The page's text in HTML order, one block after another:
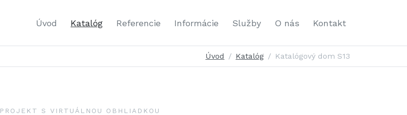
Úvod Katalóg Referencie Informácie Služby O nás Kontakt
Úvod Katalóg Katalógový dom S13
PROJEKT S VIRTUÁLNOU OBHLIADKOU